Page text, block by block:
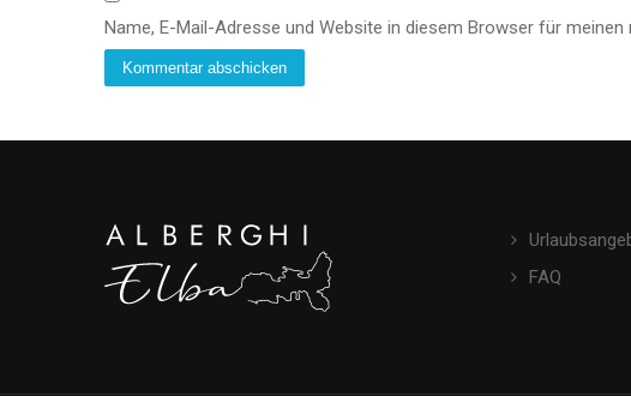
Name, E-Mail-Adresse und Website in diesem Browser für
FAQ